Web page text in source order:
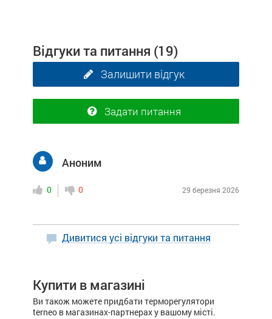
Відгуки та питання (19)
Залишити відгук
Задати питання
Аноним
0 0 29 березня 2026
Дивитися усі відгуки та питання
Купити в магазині
Ви також можете придбати терморегулятори
terneo в магазинах-партнерах у вашому місті.